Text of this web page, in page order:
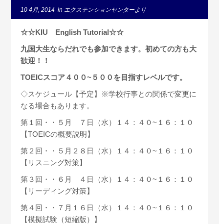
10 4月, 2014 in エクステンションセンターより
☆☆KIU English Tutorial☆☆
九国大生ならだれでも参加できます。初めての方も大
歓迎！！
TOEICスコア４００~５００を目指すレベルです。
◇スケジュール【予定】※学校行事との関係で変更に
なる場合もあります。
第１回・・５月 ７日（水）１４：４０~１６：１０
【TOEICの概要説明】
第２回・・５月２８日（水）１４：４０~１６：１０
【リスニング対策】
第３回・・６月 ４日（水）１４：４０~１６：１０
【リーディング対策】
第４回・・７月１６日（水）１４：４０~１６：１０
【模擬試験（短縮版）】